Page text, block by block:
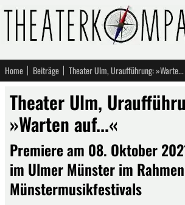
Home Beiträge Theater Ulm, Uraufführung: »Warten auf...«
Theater Ulm,
»Warten auf...«
Premiere am 08. Oktober
im Ulmer Münster im
Münstermusikfestivals